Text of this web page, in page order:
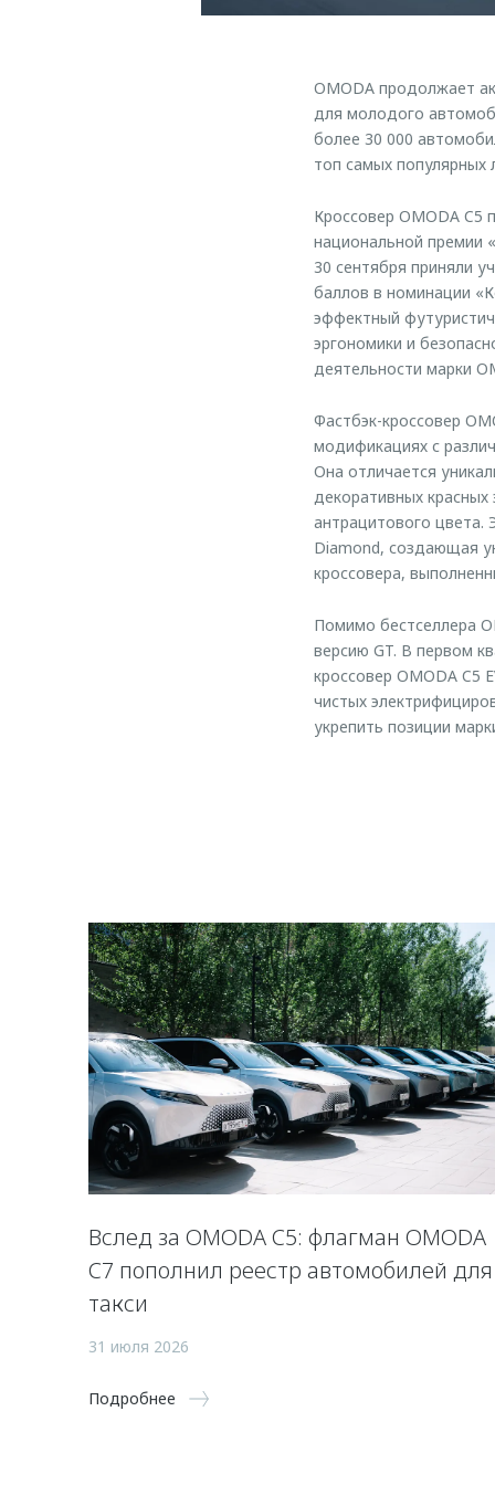
OMODA продолжает
для молодого
более 30 000
топ самых популярных
Кроссовер OMODA
национальной премии
30 сентября приняли
баллов в номинации
эффектный
эргономики и
деятельности марки
Фастбэк-кроссовер
модификациях с
Она отличается
декоративных
антрацитового
Diamond, создающая
кроссовера,
Помимо бестселлера
версию GT. В первом
кроссовер OMODA C5
чистых
укрепить позиции
Вслед за OMODA C5: флагман OMODA
C7 пополнил реестр автомобилей для
такси
31 июля 2026
Подробнее